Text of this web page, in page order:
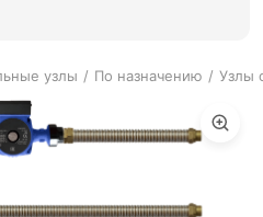
узлы / По назначению / Узлы